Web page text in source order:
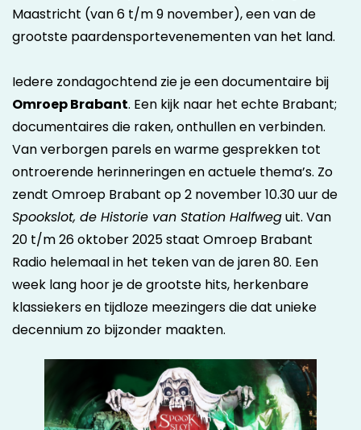
Maastricht (van 6 t/m 9 november), een van de
grootste paardensport­evenementen van het land.
Iedere zondagochtend zie je een documentaire bij
Omroep Brabant. Een kijk naar het echte Brabant;
documentaires die raken, onthullen en verbinden.
Van verborgen parels en warme gesprekken tot
ontroerende herinneringen en actuele thema’s. Zo
zendt Omroep Brabant op 2 november 10.30 uur de
Spookslot, de Historie van Station Halfweguit. Van
20 t/m 26 oktober 2025 staat Omroep Brabant
Radio helemaal in het teken van de jaren 80. Een
week lang hoor je de grootste hits, herkenbare
klassiekers en tijdloze meezingers die dat unieke
decennium zo bijzonder maakten.